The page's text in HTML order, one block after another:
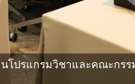
โปรแกรมวิชาและคณะกร